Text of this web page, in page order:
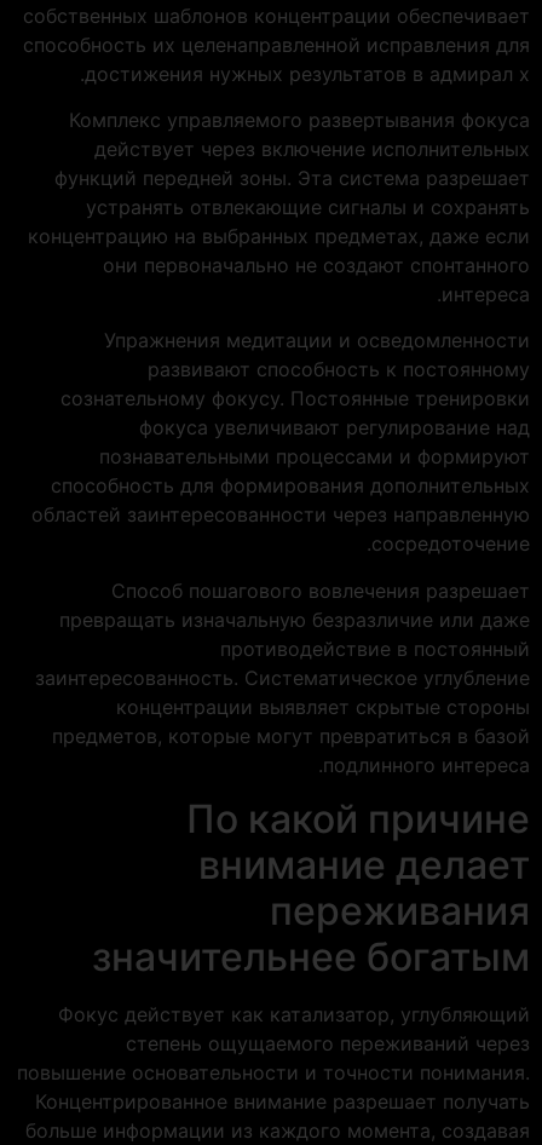
собственных шаблонов концентрации обеспечивает
способность их целенаправленной исправления для
достижения нужных результатов в адмирал х.
Комплекс управляемого развертывания фокуса
действует через включение исполнительных
функций передней зоны. Эта система разрешает
устранять отвлекающие сигналы и сохранять
концентрацию на выбранных предметах, даже если
они первоначально не создают спонтанного
интереса.
Упражнения медитации и осведомленности
развивают способность к постоянному
сознательному фокусу. Постоянные тренировки
фокуса увеличивают регулирование над
познавательными процессами и формируют
способность для формирования дополнительных
областей заинтересованности через направленную
сосредоточение.
Способ пошагового вовлечения разрешает
превращать изначальную безразличие или даже
противодействие в постоянный
заинтересованность. Систематическое углубление
концентрации выявляет скрытые стороны
предметов, которые могут превратиться в базой
подлинного интереса.
По какой причине
внимание делает
переживания
значительнее богатым
Фокус действует как катализатор, углубляющий
степень ощущаемого переживаний через
повышение основательности и точности понимания.
Концентрированное внимание разрешает получать
больше информации из каждого момента, создавая